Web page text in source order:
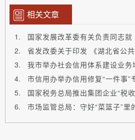
相关文章
国家发展改革委有关负责同志
省发改委关于印发 《湖北省公
我市举办社会信用体系建设业务
市信用办举办信用修复“一件事”
国家税务总局推出集团企业“税
市场监管总局：守好“菜篮子”里